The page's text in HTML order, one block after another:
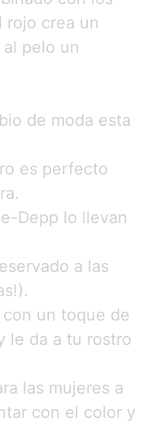
rojo crea un
pelo un
de moda esta
es perfecto
Depp lo llevan
a las
un toque de
le da a tu rostro
las mujeres a
con el color y